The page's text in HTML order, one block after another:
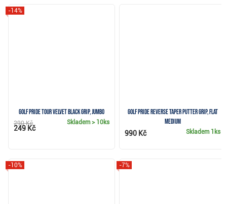
Golf Pride Tour Velvet Black grip, Jumbo
-14%
Skladem> 10ks
290 Kč
249 Kč
Golf Pride Reverse Taper putter grip, Flat
Medium
Skladem 1ks
990 Kč
-10% -7%